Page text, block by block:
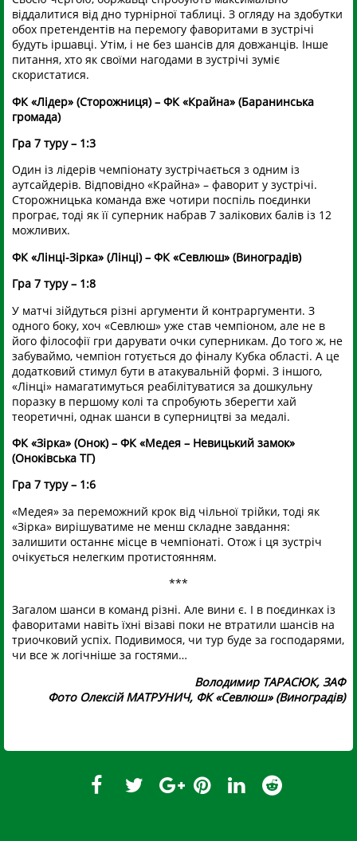
віддалитися від дно турнірної таблиці. З огляду на здобутки
обох претендентів на перемогу фаворитами в зустрічі
будуть іршавці. Утім, і не без шансів для довжанців. Інше
питання, хто як своїми нагодами в зустрічі зуміє
скористатися.
ФК «Лідер» (Сторожниця) – ФК «Крайна» (Баранинська
громада)
Гра 7 туру – 1:3
Один із лідерів чемпіонату зустрічається з одним із
аутсайдерів. Відповідно «Крайна» – фаворит у зустрічі.
Сторожницька команда вже чотири поспіль поєдинки
програє, тоді як її суперник набрав 7 залікових балів із 12
можливих.
ФК «Лінці-Зірка» (Лінці) – ФК «Севлюш» (Виноградів)
Гра 7 туру – 1:8
У матчі зійдуться різні аргументи й контраргументи. З
одного боку, хоч «Севлюш» уже став чемпіоном, але не в
його філософії гри дарувати очки суперникам. До того ж, не
забуваймо, чемпіон готується до фіналу Кубка області. А це
додатковий стимул бути в атакувальній формі. З іншого,
«Лінці» намагатимуться реабілітуватися за дошкульну
поразку в першому колі та спробують зберегти хай
теоретичні, однак шанси в суперництві за медалі.
ФК «Зірка» (Онок) – ФК «Медея – Невицький замок»
(Оноківська ТГ)
Гра 7 туру – 1:6
«Медея» за переможний крок від чільної трійки, тоді як
«Зірка» вирішуватиме не менш складне завдання:
залишити останнє місце в чемпіонаті. Отож і ця зустріч
очікується нелегким протистоянням.
***
Загалом шанси в команд різні. Але вини є. І в поєдинках із
фаворитами навіть їхні візаві поки не втратили шансів на
триочковий успіх. Подивимося, чи тур буде за господарями,
чи все ж логічніше за гостями…
Володимир ТАРАСЮК, ЗАФ
Фото Олексій МАТРУНИЧ, ФК «Севлюш» (Виноградів)